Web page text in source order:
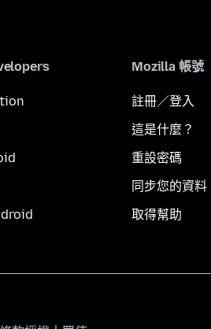
Mozilla 帳號
註冊／登入
這是什麼？
重設密碼
同步您的資料
取得幫助